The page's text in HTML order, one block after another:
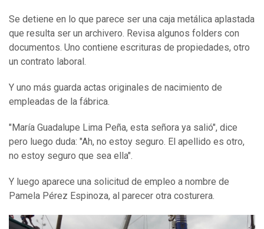
Se detiene en lo que parece ser una caja metálica aplastada
que resulta ser un archivero. Revisa algunos folders con
documentos. Uno contiene escrituras de propiedades, otro
un contrato laboral.
Y uno más guarda actas originales de nacimiento de
empleadas de la fábrica.
"María Guadalupe Lima Peña, esta señora ya salió", dice
pero luego duda: "Ah, no estoy seguro. El apellido es otro,
no estoy seguro que sea ella".
Y luego aparece una solicitud de empleo a nombre de
Pamela Pérez Espinoza, al parecer otra costurera.